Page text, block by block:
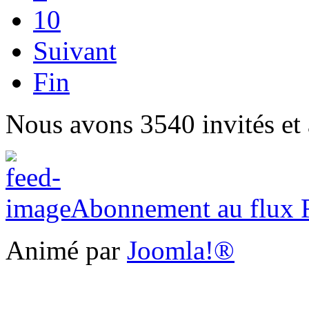
10
Suivant
Fin
Nous avons 3540 invités
Abonnement au flux
Animé par Joomla!®